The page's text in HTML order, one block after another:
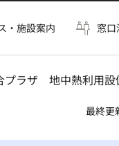
・施設案内 窓
プラザ 地中熱利用設
最終更